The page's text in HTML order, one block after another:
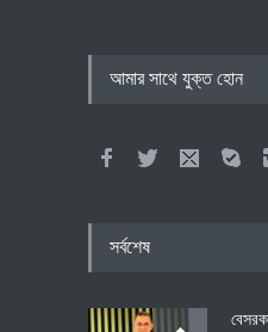
আমার সাথে যুক্ত হোন
সর্বশেষ